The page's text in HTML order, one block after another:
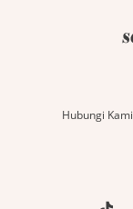
Hubungi Kami